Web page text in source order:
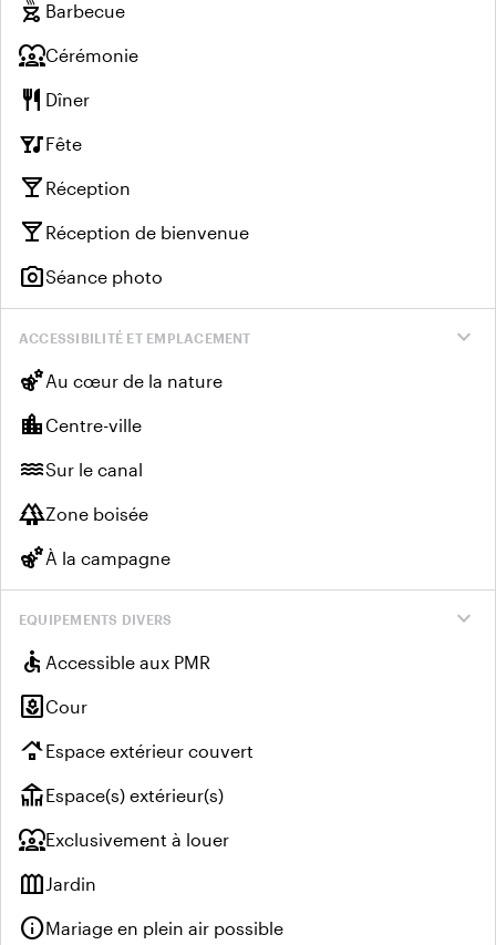
outdoor_grill Barbecue
diversity_1Cérémonie
restaurant Dîner
nightlifeFête
local_bar Réception
local_bar Réception de bienvenue
photo_cameraSéance photo
expand_more
ACCESSIBILITÉ ET EMPLACEMENT
emoji_natureAu cœur de la nature
location_cityCentre-ville
waterSur le canal
forestZone boisée
emoji_natureÀ la campagne
expand_more
EQUIPEMENTS DIVERS
accessible Accessible aux PMR
yardCour
roofingEspace extérieur couvert
deckEspace(s) extérieur(s)
diversity_1Exclusivement à louer
outdoor_gardenJardin
infoMariage en plein air possible